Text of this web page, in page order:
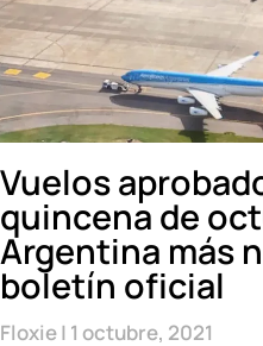
Vuelos
quincena de
Argentina más
boletín oficial
Floxie 1 octubre, 2021